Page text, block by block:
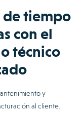
de tiempo
con el
técnico
y
al cliente.